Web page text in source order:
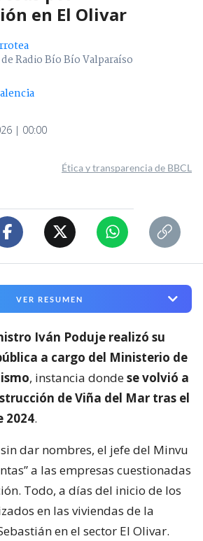
en El Olivar
Radio Bío Bío Valparaíso
| 00:00
Ética y transparencia de BBCL
VER RESUMEN
Iván Poduje realizó su
a cargo del Ministerio de
, instancia dondese volvió a
de Viña del Mar tras el
2024.
dar nombres, el jefe del Minvu
a las empresas cuestionadas
Todo, a días del inicio de los
en las viviendas de la
en el sector El Olivar.